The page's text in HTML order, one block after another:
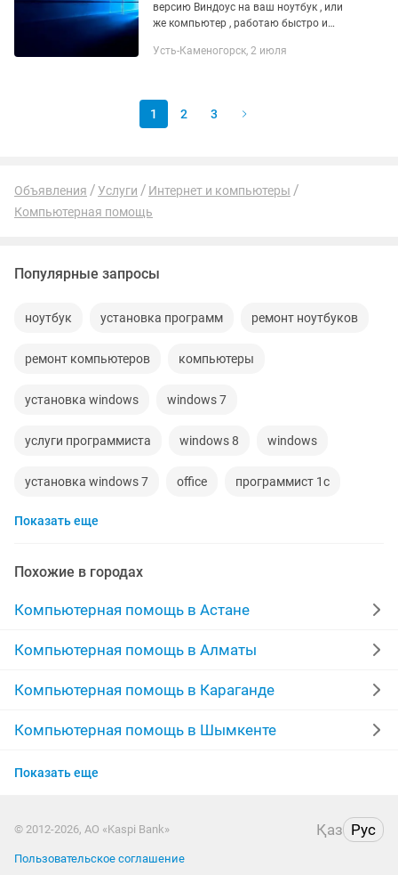
версию Виндоус на ваш ноутбук , или
же компьютер , работаю быстро и
придем ! - Работаю в сфере IT -
Усть-Каменогорск, 2 июля
1 2 3
Объявления Услуги
Интернет и компьютеры
Компьютерная помощь
Популярные запросы
ноутбук установка программ ремонт ноутбуков
ремонт компьютеров компьютеры
установка windows windows 7
услуги программиста windows 8 windows
установка windows 7 office программист 1с
антивирус
установка программ на компьютер
установка антивируса компьютер выезд
windows office microsoft windows госзакупки
ремонт компьютеров ноутбуков установка office
сборка пк
Показать еще
Похожие в городах
Компьютерная помощь в Астане
Компьютерная помощь в Алматы
Компьютерная помощь в Караганде
Компьютерная помощь в Шымкенте
Компьютерная помощь в Актобе
Компьютерная помощь в Таразе
Показать еще
© 2012-2026, АО «Kaspi Bank» Қаз Рус
Пользовательское соглашение